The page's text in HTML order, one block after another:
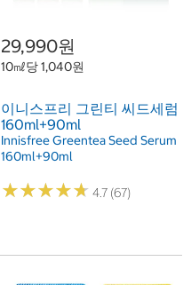
29,990원
10㎖당 1,040원
이니스프리 그린티 씨드세럼
160ml+90ml
Innisfree Greentea Seed Serum
160ml+90ml
★★★★★
★★★★★ 4.7 (67)